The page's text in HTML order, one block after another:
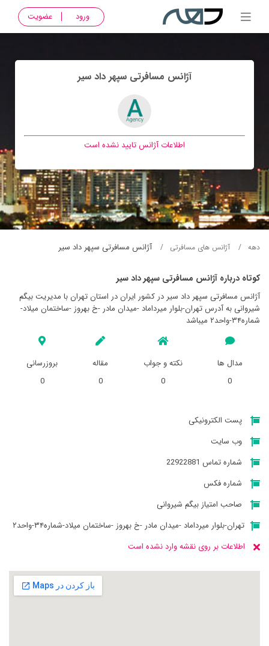
ورود عضویت
آژانس مسافرتی سپهر داد سير
اطلاعات آژانس تایید نشده است
دهه آژانس های مسافرتی آژانس مسافرتی سپهر داد سير
کوتاه درباره آژانس مسافرتی سپهر داد سير
آژانس مسافرتی سپهر داد سير در کشور ایران در استان تهران با مدیریت بیگم
شیروانی به آدرس تهران-بلوار میرداماد -میدان مادر -خ بهروز -ساختمان میلاد-
شماره۳۴-واحد۲ میباشد
مدال ها
0
نکته و جواب
0
مقاله
0
بروزرسانی
0
پست الکترونیکی
وب سایت
شماره تماس 22922881
شماره فکس
صاحب امتیاز بیگم شیروانی
تهران-بلوار میرداماد -میدان مادر -خ بهروز -ساختمان میلاد-شماره۳۴-واحد۲
اطلاعات بر روی نقشه وارد نشده است